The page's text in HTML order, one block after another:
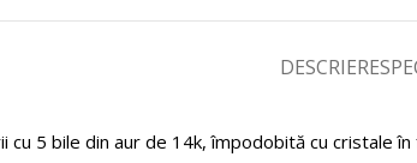
DESCRIERE
5 bile din aur de 14k, împodobită cu cristale în